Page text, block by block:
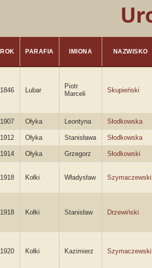
ROK PARAFIA IMIONA NAZWISKO
1846 Lubar
Piotr
Marceli
Skupieński
1907 Ołyka Leontyna Słodkowska
1912 Ołyka Stanisława Słodkowska
1914 Ołyka Grzegorz Słodkowski
1918 Kołki Władysław Szymaczewski
1918 Kołki Stanisław Drzewiński
1920 Kołki Kazimierz Szymaczewski